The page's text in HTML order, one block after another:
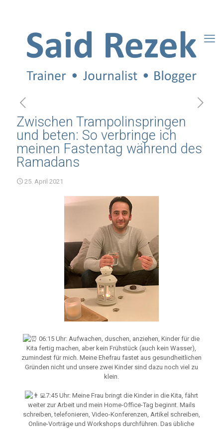
Zwischen Trampolinspringen
und beten: So verbringe ich
meinen Fastentag während des
Ramadans
25. April 2021
06:15 Uhr: Aufwachen, duschen, anziehen, Kinder für die
Kita fertig machen, aber kein Frühstück (auch kein Wasser),
zumindest für mich. Meine Ehefrau fastet aus gesundheitlichen
Gründen nicht und unsere zwei Kinder sind dazu noch viel zu
klein.
7:45 Uhr: Meine Frau bringt die Kinder in die Kita, fährt
weiter zur Arbeit und mein Home-Office-Tag beginnt. Mails
schreiben, telefonieren, Video-Konferenzen, Artikel schreiben,
Online-Vorträge und Workshops durchführen. Das übliche